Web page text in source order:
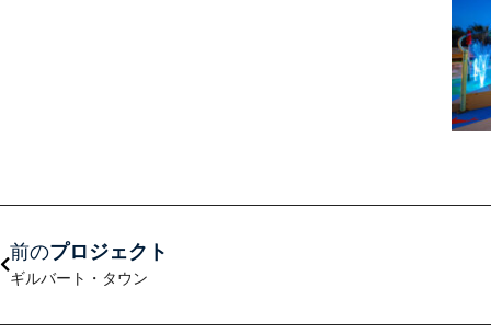
前のプロジェクト
ギルバート・タウン